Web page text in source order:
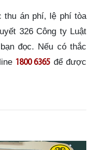
thu án phí, lệ phí tòa
326 Công ty Luật
đọc. Nếu có thắc
1800 6365 để được